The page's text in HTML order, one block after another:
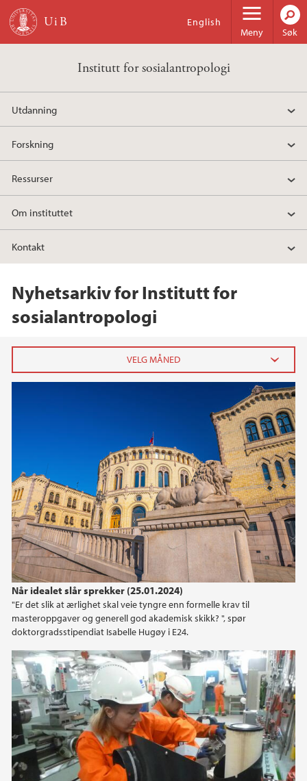
Hopp til hovedinnhold
Meny
English
Søk
Institutt for sosialantropologi
Utdanning
Forskning
Ressurser
Om instituttet
Kontakt
Nyhetsarkiv for Institutt for
sosialantropologi
Når idealet slår sprekker (25.01.2024)
"Er det slik at ærlighet skal veie tyngre enn formelle krav til
masteroppgaver og generell god akademisk skikk? ", spør
doktorgradsstipendiat Isabelle Hugøy i E24.
2025
2024
2023
2022
2021
2020
2019
2018
2017